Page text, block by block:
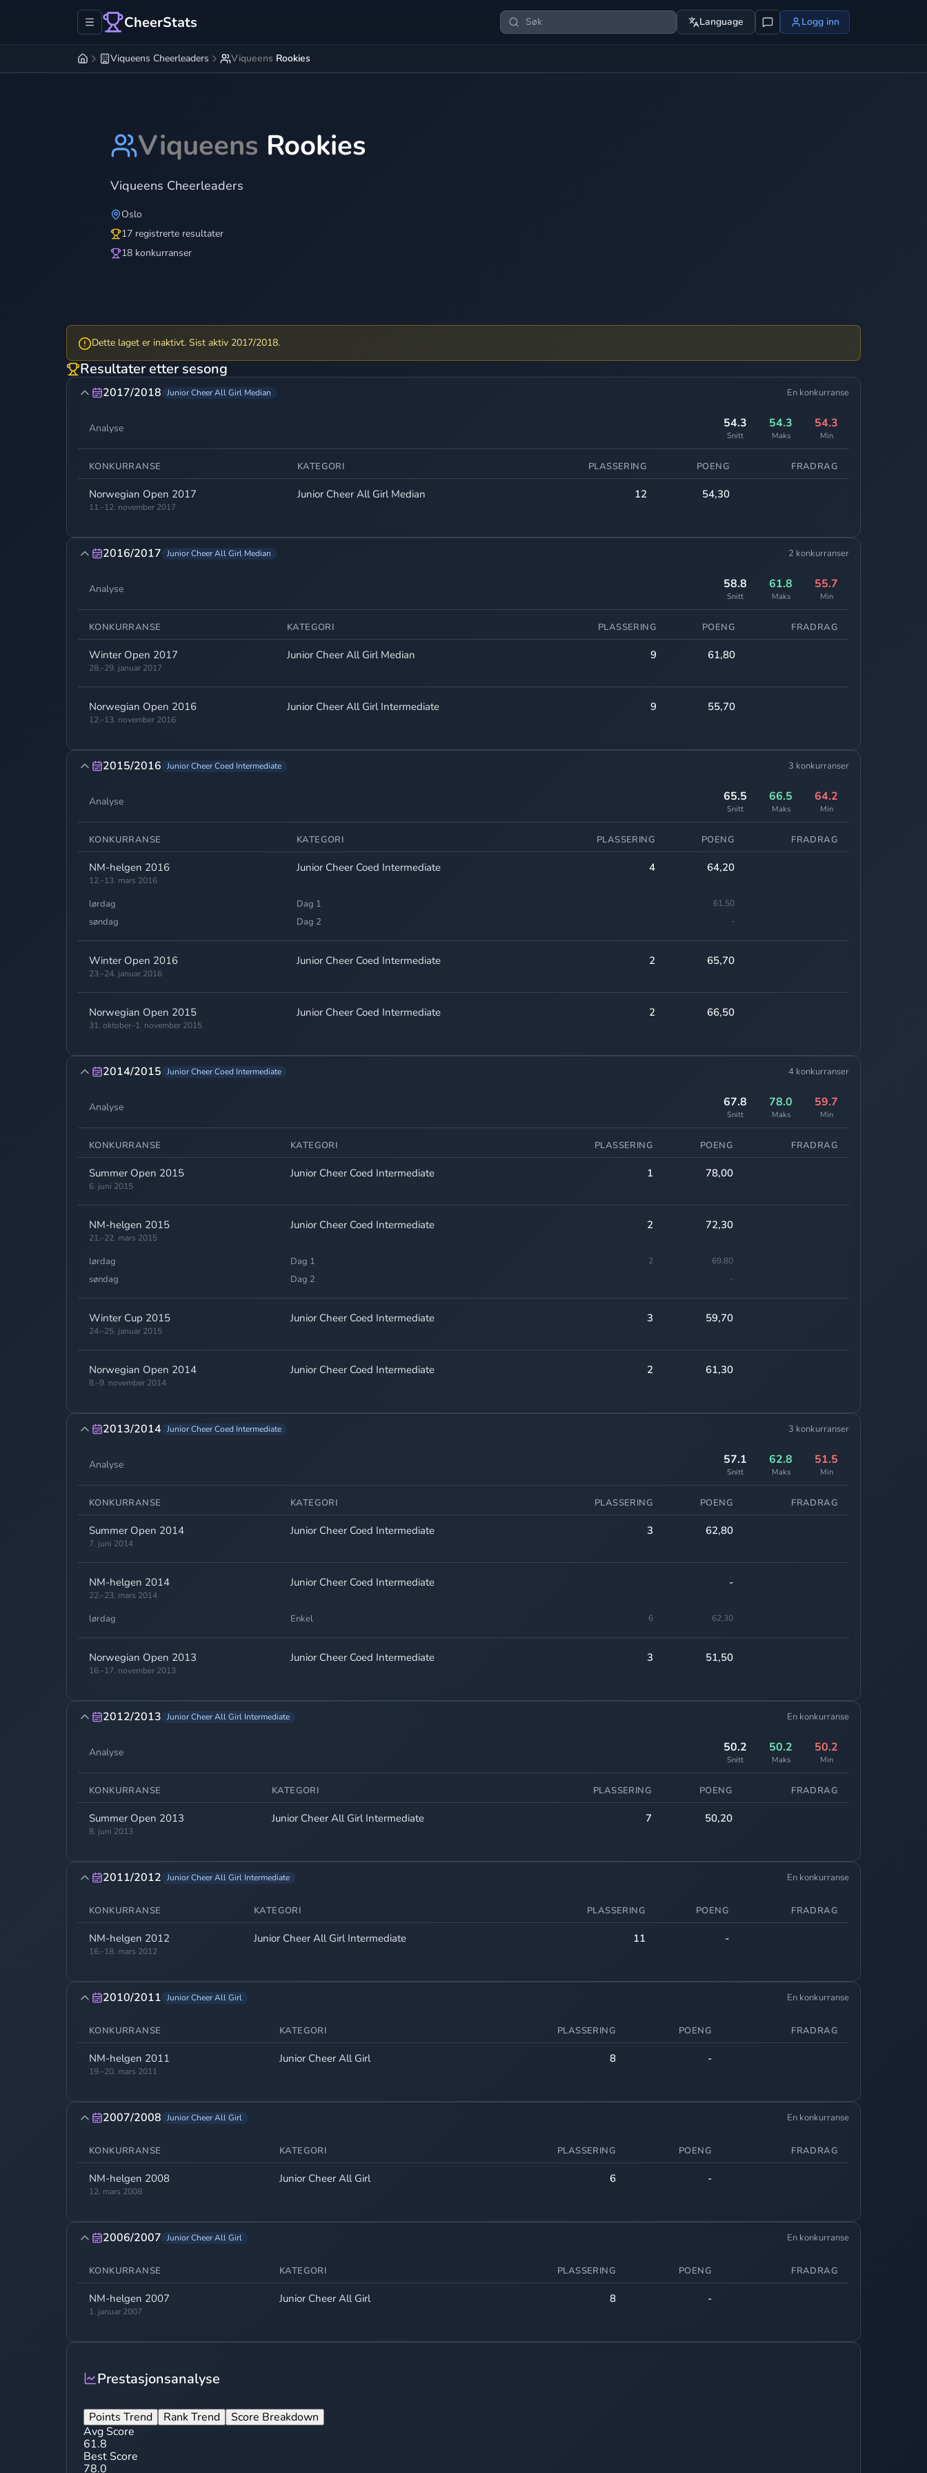
CheerStats Language Logg inn
Viqueens Cheerleaders Viqueens Rookies
Viqueens Rookies
Viqueens Cheerleaders
Oslo
17 registrerte resultater
18 konkurranser
Dette laget er inaktivt. Sist aktiv 2017/2018.
Resultater etter sesong
2017/2018 Junior Cheer All Girl Median En konkurranse
Analyse 54.3
Snitt
54.3
Maks
54.3
Min
KONKURRANSE KATEGORI PLASSERING POENG FRADRAG
Norwegian Open 2017
11.–12. november 2017
Junior Cheer All Girl Median 12 54,30
2016/2017 Junior Cheer All Girl Median 2 konkurranser
Analyse 58.8
Snitt
61.8
Maks
55.7
Min
KONKURRANSE KATEGORI PLASSERING POENG FRADRAG
Winter Open 2017
28.–29. januar 2017
Junior Cheer All Girl Median 9 61,80
Norwegian Open 2016
12.–13. november 2016
Junior Cheer All Girl Intermediate 9 55,70
2015/2016 Junior Cheer Coed Intermediate 3 konkurranser
Analyse 65.5
Snitt
66.5
Maks
64.2
Min
KONKURRANSE KATEGORI PLASSERING POENG FRADRAG
NM-helgen 2016
12.–13. mars 2016
Junior Cheer Coed Intermediate 4 64,20
lørdag Dag 1 61,50
søndag Dag 2 -
Winter Open 2016
23.–24. januar 2016
Junior Cheer Coed Intermediate 2 65,70
Norwegian Open 2015
31. oktober–1. november 2015
Junior Cheer Coed Intermediate 2 66,50
2014/2015 Junior Cheer Coed Intermediate 4 konkurranser
Analyse 67.8
Snitt
78.0
Maks
59.7
Min
KONKURRANSE KATEGORI PLASSERING POENG FRADRAG
Summer Open 2015
6. juni 2015
Junior Cheer Coed Intermediate 1 78,00
NM-helgen 2015
21.–22. mars 2015
Junior Cheer Coed Intermediate 2 72,30
lørdag Dag 1 2 69,80
søndag Dag 2 -
Winter Cup 2015
24.–25. januar 2015
Junior Cheer Coed Intermediate 3 59,70
Norwegian Open 2014
8.–9. november 2014
Junior Cheer Coed Intermediate 2 61,30
2013/2014 Junior Cheer Coed Intermediate 3 konkurranser
Analyse 57.1
Snitt
62.8
Maks
51.5
Min
KONKURRANSE KATEGORI PLASSERING POENG FRADRAG
Summer Open 2014
7. juni 2014
Junior Cheer Coed Intermediate 3 62,80
NM-helgen 2014
22.–23. mars 2014
Junior Cheer Coed Intermediate -
lørdag Enkel 6 62,30
Norwegian Open 2013
16.–17. november 2013
Junior Cheer Coed Intermediate 3 51,50
2012/2013 Junior Cheer All Girl Intermediate En konkurranse
Analyse 50.2
Snitt
50.2
Maks
50.2
Min
KONKURRANSE KATEGORI PLASSERING POENG FRADRAG
Summer Open 2013
8. juni 2013
Junior Cheer All Girl Intermediate 7 50,20
2011/2012 Junior Cheer All Girl Intermediate En konkurranse
KONKURRANSE KATEGORI PLASSERING POENG FRADRAG
NM-helgen 2012
16.–18. mars 2012
Junior Cheer All Girl Intermediate 11 -
2010/2011 Junior Cheer All Girl En konkurranse
KONKURRANSE KATEGORI PLASSERING POENG FRADRAG
NM-helgen 2011
19.–20. mars 2011
Junior Cheer All Girl 8 -
2007/2008 Junior Cheer All Girl En konkurranse
KONKURRANSE KATEGORI PLASSERING POENG FRADRAG
NM-helgen 2008
12. mars 2008
Junior Cheer All Girl 6 -
2006/2007 Junior Cheer All Girl En konkurranse
KONKURRANSE KATEGORI PLASSERING POENG FRADRAG
NM-helgen 2007
1. januar 2007
Junior Cheer All Girl 8 -
Prestasjonsanalyse
Points Trend Rank Trend
Score Breakdown
Avg Score
61.8
Best Score
78.0